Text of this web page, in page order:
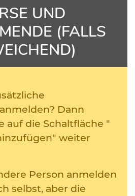
UND
(FALLS
Dann
auf die Schaltfläche "
weiter
Person anmelden
selbst, aber die